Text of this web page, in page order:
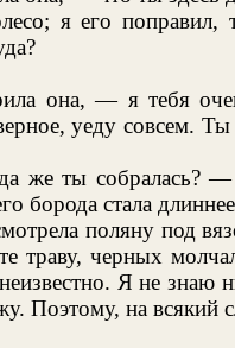
я его поправил,
она, — я тебя
уеду совсем.
же ты собралась?
борода стала
поляну под
траву, черных
Я не знаю
Поэтому, на